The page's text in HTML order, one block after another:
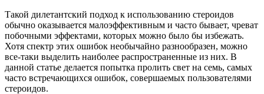
Такой дилетантский подход к использованию стероидов
обычно оказывается малоэффективным и часто бывает, чреват
побочными эффектами, которых можно было бы избежать.
Хотя спектр этих ошибок необычайно разнообразен, можно
все-таки выделить наиболее распространенные из них. В
данной статье делается попытка пролить свет на семь, самых
часто встречающихся ошибок, совершаемых пользователями
стероидов.